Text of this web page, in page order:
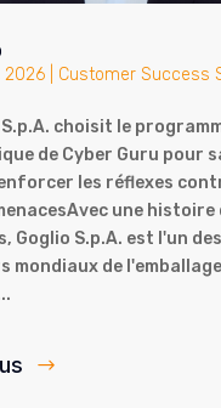
2026| Customer Success
choisit le
de Cyber Guru pour
les réflexes
une histoire
Goglio S.p.A. est l'un
mondiaux de